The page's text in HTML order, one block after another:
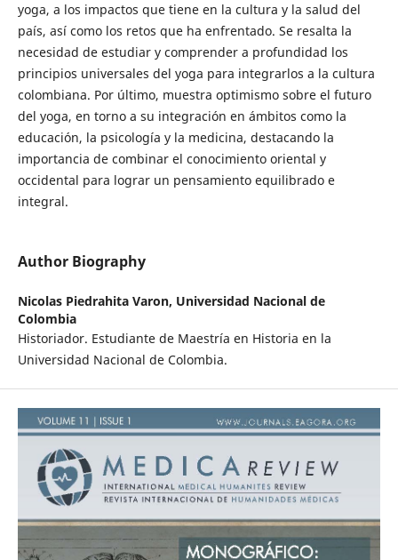
yoga, a los impactos que tiene en la cultura y la salud del
país, así como los retos que ha enfrentado. Se resalta la
necesidad de estudiar y comprender a profundidad los
principios universales del yoga para integrarlos a la cultura
colombiana. Por último, muestra optimismo sobre el futuro
del yoga, en torno a su integración en ámbitos como la
educación, la psicología y la medicina, destacando la
importancia de combinar el conocimiento oriental y
occidental para lograr un pensamiento equilibrado e
integral.
Author Biography
Nicolas Piedrahita Varon, Universidad Nacional de
Colombia
Historiador. Estudiante de Maestría en Historia en la
Universidad Nacional de Colombia.